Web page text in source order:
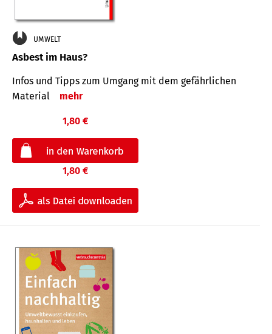
UMWELT
Asbest im Haus?
Infos und Tipps zum Um­gang mit dem ge­fähr­lichen
Mate­rial
mehr
1,80 €
1,80 €